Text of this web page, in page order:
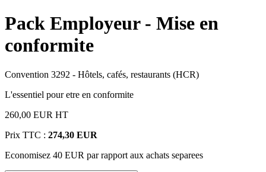
Pack Employeur - Mise en
conformite
Convention 3292 - Hôtels, cafés, restaurants (HCR)
L'essentiel pour etre en conformite
260,00 EUR HT
Prix TTC : 274,30 EUR
Economisez 40 EUR par rapport aux achats separees